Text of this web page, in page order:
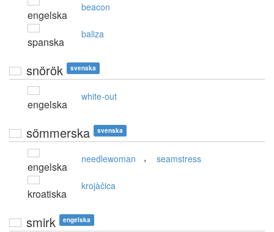
engelska
beacon
spanska
baliza
snörök svenska
engelska
white-out
sömmerska svenska
engelska
needlewoman , seamstress
kroatiska
krojàčica
smirk engelska